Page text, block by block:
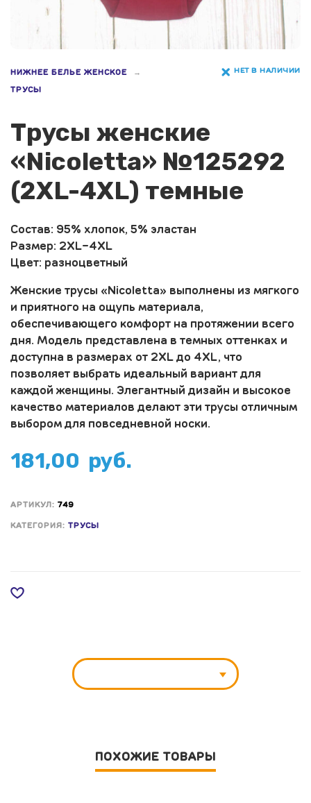
НИЖНЕЕ БЕЛЬЕ ЖЕНСКОЕ
ТРУСЫ
НЕТ В НАЛИЧИИ
Трусы женские
«Nicoletta» №125292
(2XL-4XL) темные
Состав: 95% хлопок, 5% эластан
Размер: 2XL-4XL
Цвет: разноцветный
Женские трусы «Nicoletta» выполнены из мягкого
и приятного на ощупь материала,
обеспечивающего комфорт на протяжении всего
дня. Модель представлена в темных оттенках и
доступна в размерах от 2XL до 4XL, что
позволяет выбрать идеальный вариант для
каждой женщины. Элегантный дизайн и высокое
качество материалов делают эти трусы отличным
выбором для повседневной носки.
181,00 руб.
АРТИКУЛ: 749
КАТЕГОРИЯ: ТРУСЫ
ПОХОЖИЕ ТОВАРЫ